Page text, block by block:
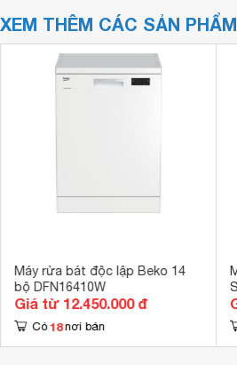
XEM THÊM CÁC SẢN
Máy rửa bát độc lập Beko 14
bộ DFN16410W
Giá từ 12.450.000 đ
Có 18 nơi bán